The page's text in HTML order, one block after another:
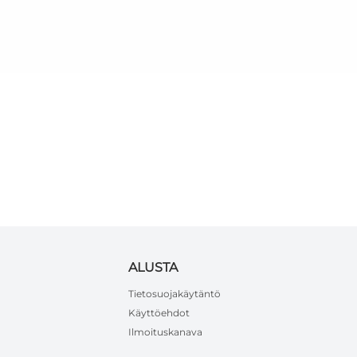
ALUSTA
Tietosuojakäytäntö
Käyttöehdot
Ilmoituskanava